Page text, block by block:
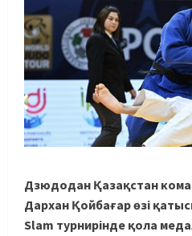
Дзюдодан Қазақстан
Дархан Қойбағар өзі
Slam турнирінде қола